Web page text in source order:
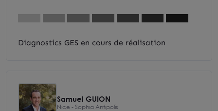
Diagnostics GES en cours de réalisation
Samuel GUION
Nice - Sophia Antipolis